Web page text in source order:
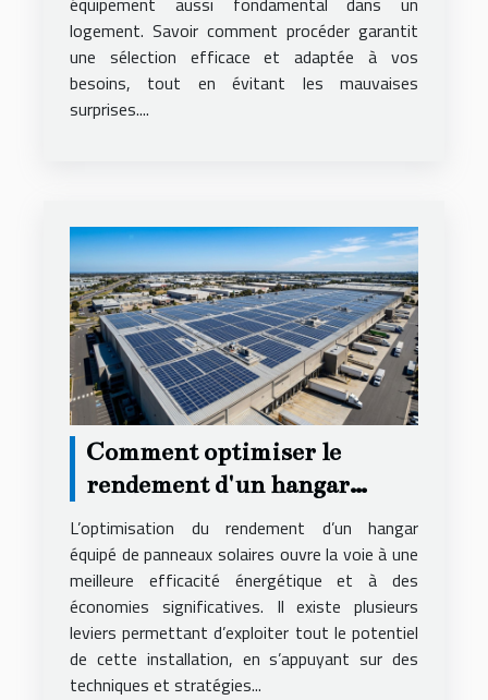
logement. Savoir comment procéder garantit
une sélection efficace et adaptée à vos
besoins, tout en évitant les mauvaises
surprises....
Comment optimiser le
rendement d'un hangar
équipé de panneaux solaires
?
L’optimisation du rendement d’un hangar
équipé de panneaux solaires ouvre la voie à une
meilleure efficacité énergétique et à des
économies significatives. Il existe plusieurs
leviers permettant d’exploiter tout le potentiel
de cette installation, en s’appuyant sur des
techniques et stratégies...